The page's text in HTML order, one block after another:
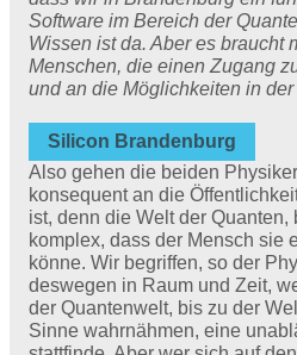
Software im Bereich der
Wissen ist da. Aber es braucht
Menschen, die einen Zugang
und an die Möglichkeiten in
Silicon Brandenburg
Also gehen die beiden
konsequent an die
ist, denn die Welt der Quanten,
komplex, dass der Mensch sie
könne. Wir begriffen, so der
deswegen in Raum und Zeit,
der Quantenwelt, bis zu der
Sinne wahrnähmen, eine